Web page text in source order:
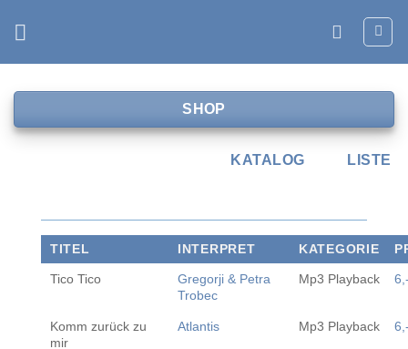
SHOP
KATALOG LISTE
TITEL INTERPRET KATEGORIE
Tico Tico
Gregorji & Petra
Trobec
Mp3 Playback
Komm zurück zu
mir
Atlantis Mp3 Playback